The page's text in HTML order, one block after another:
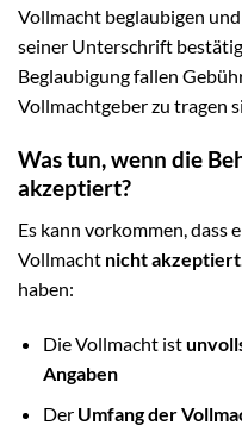
Vollmacht beglaubigen
seiner Unterschrift
Beglaubigung fallen
Vollmachtgeber zu tragen
Was tun, wenn die
akzeptiert?
Es kann vorkommen, dass
Vollmacht nicht akzeptiert
haben:
Die Vollmacht ist
Angaben
Der Umfang der